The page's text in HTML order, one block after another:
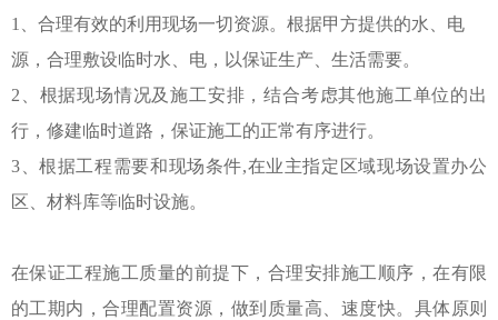
1、合理有效的利用现场一切资源。根据甲方提供的水、电
源，合理敷设临时水、电，以保证生产、生活需要。
2、根据现场情况及施工安排，结合考虑其他施工单位的出
行，修建临时道路，保证施工的正常有序进行。
3、根据工程需要和现场条件,在业主指定区域现场设置办公
区、材料库等临时设施。
在保证工程施工质量的前提下，合理安排施工顺序，在有限
的工期内，合理配置资源，做到质量高、速度快。具体原则